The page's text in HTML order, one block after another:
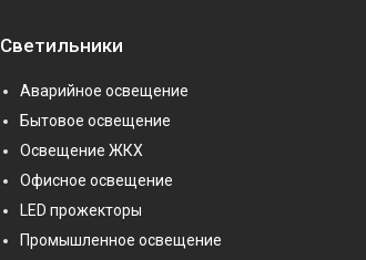
Светильники
Аварийное освещение
Бытовое освещение
Освещение ЖКХ
Офисное освещение
LED прожекторы
Промышленное освещение